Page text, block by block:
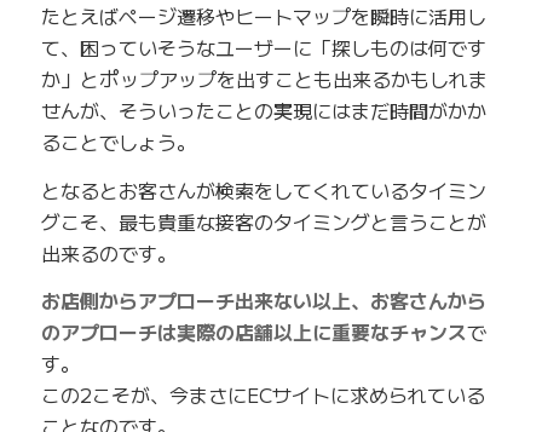
たとえばページ遷移やヒートマップを瞬時に活用し
て、困っていそうなユーザーに「探しものは何です
か」とポップアップを出すことも出来るかもしれま
せんが、そういったことの実現にはまだ時間がかか
ることでしょう。
となるとお客さんが検索をしてくれているタイミン
グこそ、最も貴重な接客のタイミングと言うことが
出来るのです。
お店側からアプローチ出来ない以上、お客さんから
のアプローチは実際の店舗以上に重要なチャンスで
す。
この2こそが、今まさにECサイトに求められている